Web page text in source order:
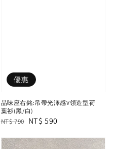
優惠
品味座右銘:吊帶光澤感V領造型荷
葉衫(黑/白)
Regular
NT$ 790 Sale
NT$ 590